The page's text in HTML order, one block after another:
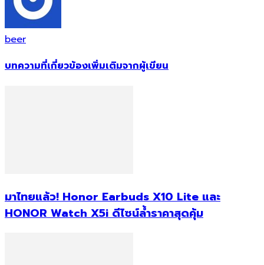
beer
บทความที่เกี่ยวข้องเพิ่มเติมจากผู้เขียน
มาไทยแล้ว! Honor Earbuds X10 Lite และ
HONOR Watch X5i ดีไซน์ล้ำราคาสุดคุ้ม